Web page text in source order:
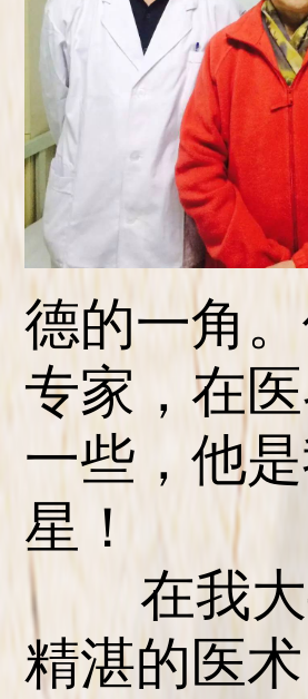
德的一角
专家，在
一些，他
星！
在我大半
精湛的医